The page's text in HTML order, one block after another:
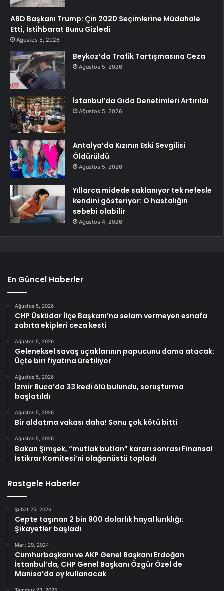
ABD Başkanı Trump: Çin 2020 Seçimlerine Müdahale
Etti, İstihbarat Bunu Gizledi
Ağustos 5, 2026
Beykoz’da Trafik Tartışmasına Ceza
Ağustos 5, 2026
İstanbul’da Gıda Denetimleri Artırıldı
Ağustos 5, 2026
Antalya’da Kızının Eski Sevgilisi
Öldürüldü
Ağustos 5, 2026
Yıllarca midede saklanıyor tek nefesle
kendini gösteriyor: O hastalığın
sebebi olabilir
Ağustos 4, 2026
En Güncel Haberler
Ağustos 5, 2026
CHP Üsküdar İlçe Başkanı’na selam vermeyen esnafa
zabıta ekipleri ceza kesti
Ağustos 5, 2026
Geleneksel savaş uçaklarının papucunu dama atacak:
Üçte biri fiyatına üretiliyor
Ağustos 5, 2026
İzmir Buca’da 33 kedi ölü bulundu, soruşturma
başlatıldı
Ağustos 5, 2026
Bir aldatma vakası daha! Sonu çok kötü bitti
Ağustos 5, 2026
Bakan Şimşek, “mutlak butlan” kararı sonrası Finansal
İstikrar Komitesi’ni olağanüstü topladı
Rastgele Haberler
Şubat 25, 2026
Cepte taşınan 2 bin 900 dolarlık hayal kırıklığı:
Şikayetler başladı
Mart 29, 2024
Cumhurbaşkanı ve AKP Genel Başkanı Erdoğan
İstanbul’da, CHP Genel Başkanı Özgür Özel de
Manisa’da oy kullanacak